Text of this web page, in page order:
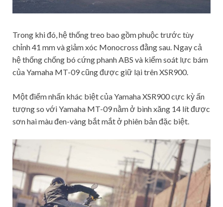
Trong khi đó, hệ thống treo bao gồm phuộc trước tùy
chỉnh 41 mm và giảm xóc Monocross đằng sau. Ngay cả
hệ thống chống bó cứng phanh ABS và kiểm soát lực bám
của Yamaha MT-09 cũng được giữ lại trên XSR900.
Một điểm nhấn khác biệt của Yamaha XSR900 cực kỳ ấn
tượng so với Yamaha MT-09 nằm ở bình xăng 14 lít được
sơn hai màu đen-vàng bắt mắt ở phiên bản đặc biệt.